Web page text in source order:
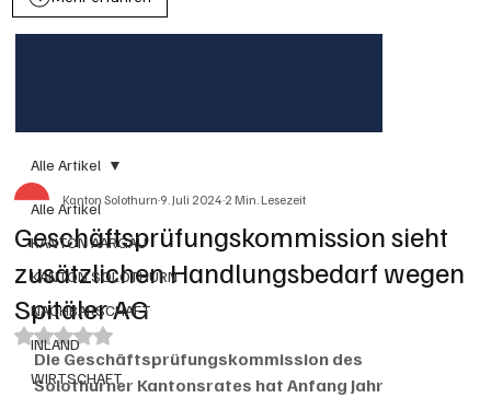
Alle Artikel
KANTON AARGAU
KANTON SOLOTHURN
NACHBARSCHAFT
INLAND
WIRTSCHAFT
Alle Artikel
Geschäftsprüfungskommission sieht
zusätzlichen Handlungsbedarf wegen
Spitäler AG
Kanton Solothurn9. Juli 20242 Min. Lesezeit
Mit NaN von 5 Sternen bewertet.
Die Geschäftsprüfungskommission des
Solothurner Kantonsrates hat Anfang Jahr